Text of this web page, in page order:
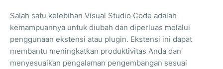
Salah satu kelebihan Visual Studio Code adalah
kemampuannya untuk diubah dan diperluas melalui
penggunaan ekstensi atau plugin. Ekstensi ini dapat
membantu meningkatkan produktivitas Anda dan
menyesuaikan pengalaman pengembangan sesuai